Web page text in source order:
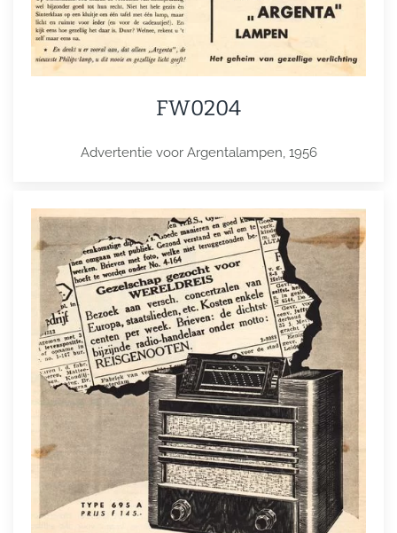
FW0204
Advertentie voor Argentalampen, 1956